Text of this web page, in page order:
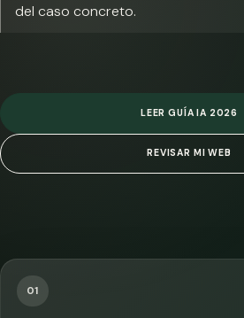
del caso concreto.
LEER GUÍA IA 2026
REVISAR MI WEB
01